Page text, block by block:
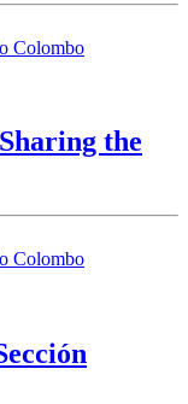
Colombo
the
Colombo